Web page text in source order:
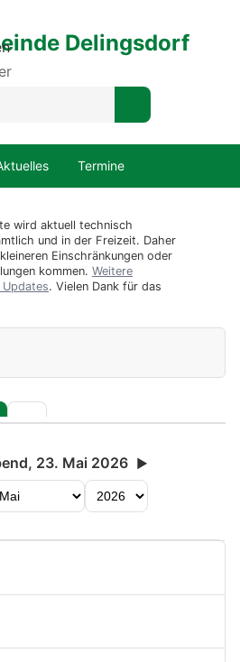
Delingsdorf
Termine
wird aktuell technisch
und in der Freizeit. Daher
Einschränkungen oder
kommen. Weitere
. Vielen Dank für das
23. Mai 2026 ▶